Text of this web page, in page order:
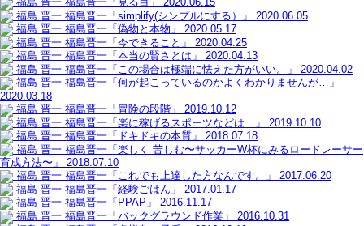
福島 晋一 福島晋一「simplify(シンプルにする）」
2020.06.05
福島 晋一 福島晋一「偽物と本物」
2020.05.17
福島 晋一 福島晋一「今できること」
2020.04.25
福島 晋一 福島晋一「本当の賢さとは」
2020.04.13
福島 晋一 福島晋一「この場合は極端に怯えた方がいい。」
2020.04.02
福島 晋一 福島晋一「何が起こっているのかよくわかりませんが…」
2020.03.18
福島 晋一 福島晋一「冒険の段階」
2019.10.12
福島 晋一 福島晋一「楽に稼げるスポーツなどは…」
2019.10.10
福島 晋一 福島晋一「ドキドキの本質」
2018.07.18
福島 晋一 福島晋一「楽しく 苦しむ〜サッカーW杯にみるロードレーサー
育成方法〜」
2018.07.10
福島 晋一 福島晋一「これでも上達した方なんです。」
2017.06.20
福島 晋一 福島晋一「経験ごはん」
2017.01.17
福島 晋一 福島晋一「PPAP」
2016.11.17
福島 晋一 福島晋一「バックグラウンド作業」
2016.10.31